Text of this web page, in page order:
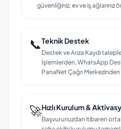
güvenliğiniz, ev ve iş ağlarınız
📞Teknik Destek
Destek ve Arıza Kaydı
İşlemlerden, WhatsApp
PanaNet Çağrı
🚀Hızlı Kurulum &
Başvurunuzdan itibaren